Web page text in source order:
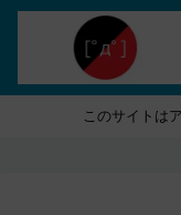
このサイトは